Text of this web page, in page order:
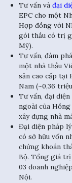
Tư vấn và đại
EPC cho một
Hợp đồng với
gói thầu có trị
Mỹ).
Tư vấn, đàm
một nhà thầu
sản cao cấp tại
Nam (~0,36
Tư vấn, đại
ngoài của
xây dựng nhà
Đại diện pháp lý
có sở hữu vốn
chứng khoán
Bộ. Tổng giá trị
03 doanh
Nội.